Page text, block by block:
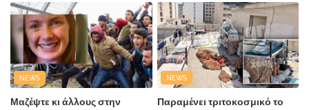
NEWS
Μαζέψτε κι άλλους στην
NEWS
Παραμένει τριτοκοσμικό το